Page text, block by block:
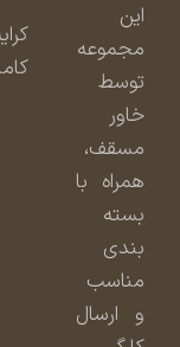
مجموعه
توسط
مسقف،
همراه با
بسته
بندی
مناسب
و ارسال
کامیون